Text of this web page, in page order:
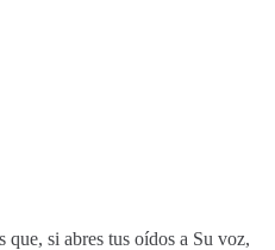
si abres tus oídos a Su voz,